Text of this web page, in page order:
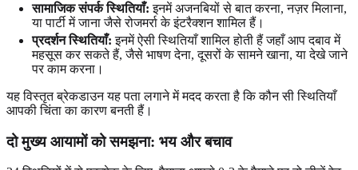
सामाजिक संपर्क स्थितियाँ: इनमें अजनबियों से बात करना, नज़र मिलाना,
या पार्टी में जाना जैसे रोजमर्रा के इंटरैक्शन शामिल हैं।
प्रदर्शन स्थितियाँ: इनमें ऐसी स्थितियाँ शामिल होती हैं जहाँ आप दबाव में
महसूस कर सकते हैं, जैसे भाषण देना, दूसरों के सामने खाना, या देखे जाने
पर काम करना।
यह विस्तृत ब्रेकडाउन यह पता लगाने में मदद करता है कि कौन सी स्थितियाँ
आपकी चिंता का कारण बनती हैं।
दो मुख्य आयामों को समझना: भय और बचाव